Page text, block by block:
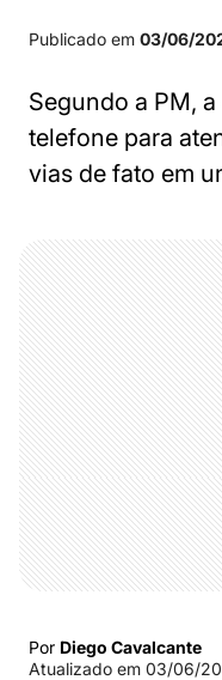
Publicado em 03/06/
Segundo a PM,
telefone para
vias de fato em
Por Diego Cavalcante
Atualizado em 03/06/